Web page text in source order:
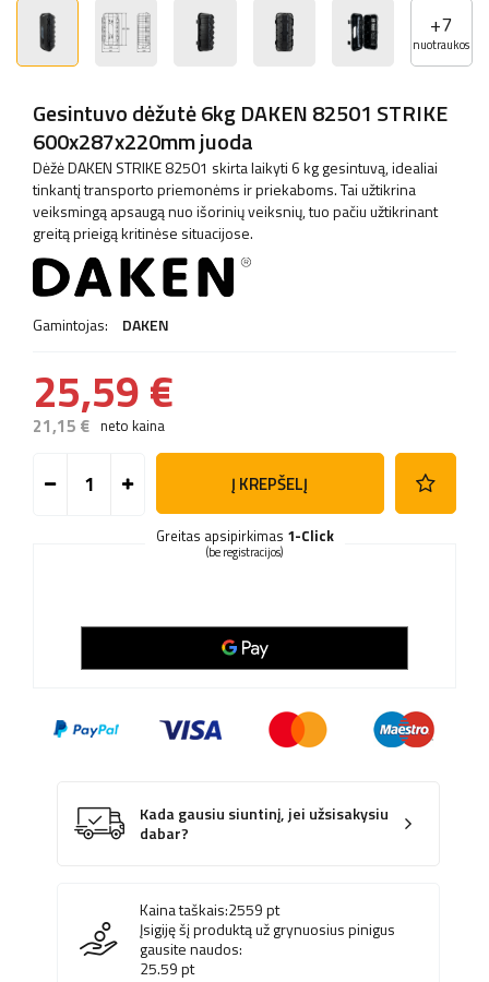
+7
nuotraukos
Gesintuvo dėžutė 6kg DAKEN 82501 STRIKE
600x287x220mm juoda
Dėžė DAKEN STRIKE 82501 skirta laikyti 6 kg gesintuvą, idealiai
tinkantį transporto priemonėms ir priekaboms. Tai užtikrina
veiksmingą apsaugą nuo išorinių veiksnių, tuo pačiu užtikrinant
greitą prieigą kritinėse situacijose.
Gamintojas: DAKEN
25,59 €
21,15 € neto kaina
Į KREPŠELĮ
Greitas apsipirkimas 1-Click
(be registracijos)
Kada gausiu siuntinį, jei užsisakysiu
dabar?
Kaina taškais:2559pt
Įsigiję šį produktą už grynuosius pinigus
gausite naudos:
25.59pt